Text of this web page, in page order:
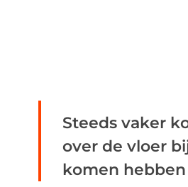
Steeds vaker
over de vloer
komen hebben